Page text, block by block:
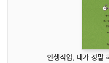
인생직업. 내가 정말